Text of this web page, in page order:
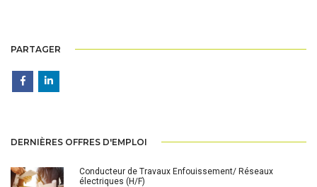
PARTAGER
DERNIÈRES OFFRES D'EMPLOI
Conducteur de Travaux Enfouissement/ Réseaux
électriques (H/F)